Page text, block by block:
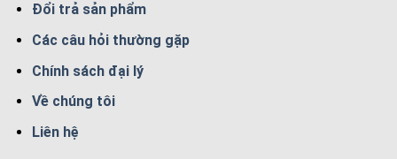
Đổi trả sản phẩm
Các câu hỏi thường gặp
Chính sách đại lý
Về chúng tôi
Liên hệ